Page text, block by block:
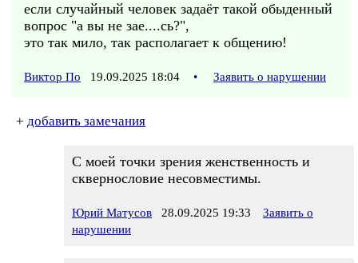
если случайный человек задаёт такой обыденный
вопрос "а вы не зае....сь?",
это так мило, так располагает к общению!
Виктор По 19.09.2025 18:04 • Заявить о нарушении
+ добавить замечания
С моей точки зрения женственность и
сквернословие несовместимы.
Юрий Матусов 28.09.2025 19:33
Заявить о
нарушении